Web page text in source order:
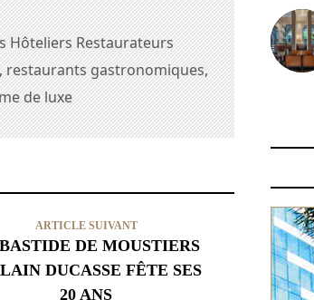
Hôteliers Restaurateurs
restaurants gastronomiques,
de luxe
ARTICLE SUIVANT
DE MOUSTIERS
DUCASSE FÊTE SES
20 ANS